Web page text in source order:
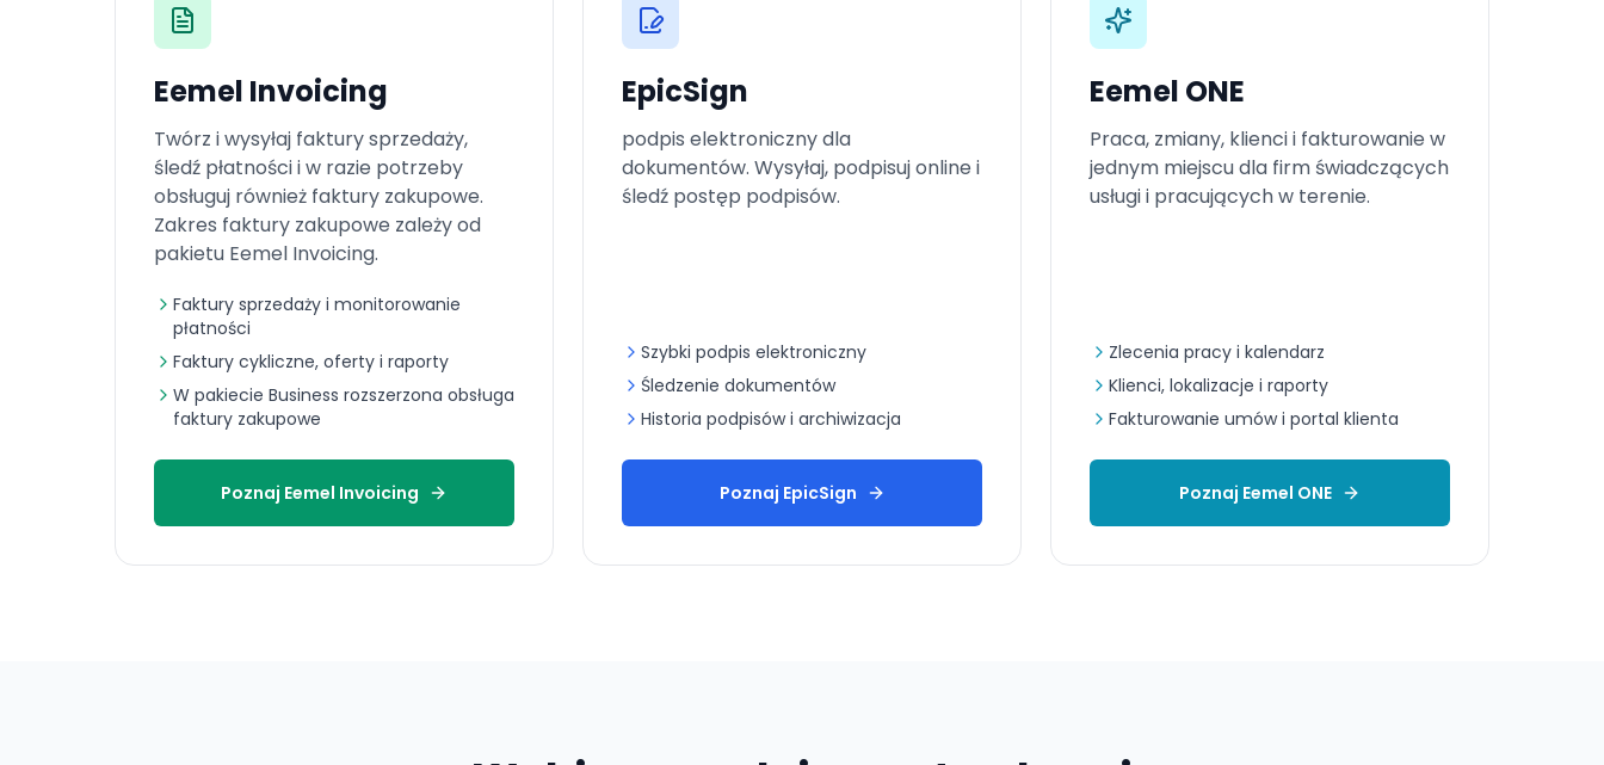
Eemel Invoicing
Twórz i wysyłaj faktury sprzedaży,
śledź płatności i w razie potrzeby
obsługuj również faktury zakupowe.
Zakres faktury zakupowe zależy od
pakietu Eemel Invoicing.
Faktury sprzedaży i monitorowanie
płatności
Faktury cykliczne, oferty i raporty
W pakiecie Business rozszerzona obsługa
faktury zakupowe
Poznaj Eemel Invoicing
EpicSign
podpis elektroniczny dla
dokumentów. Wysyłaj, podpisuj online i
śledź postęp podpisów.
Szybki podpis elektroniczny
Śledzenie dokumentów
Historia podpisów i archiwizacja
Poznaj EpicSign
Eemel ONE
Praca, zmiany, klienci i fakturowanie w
jednym miejscu dla firm świadczących
usługi i pracujących w terenie.
Zlecenia pracy i kalendarz
Klienci, lokalizacje i raporty
Fakturowanie umów i portal klienta
Poznaj Eemel ONE